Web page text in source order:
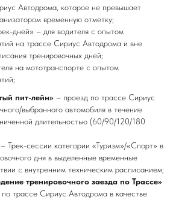
Автодрома, которое не превышает
временную отметку;
дней» – для водителя с опытом
на трассе Сириус Автодрома и вне
тренировочных дней;
на мототранспорте с опытом
пит-лейн» – проезд по трассе Сириус
выбранного автомобиля в течение
длительностью (60/90/120/180
– Трек-сессии категории «Туризм»/«Спорт» в
дня в выделенные временные
с внутренним техническим расписанием;
тренировочного заезда по Трассе»
трассе Сириус Автодрома в качестве